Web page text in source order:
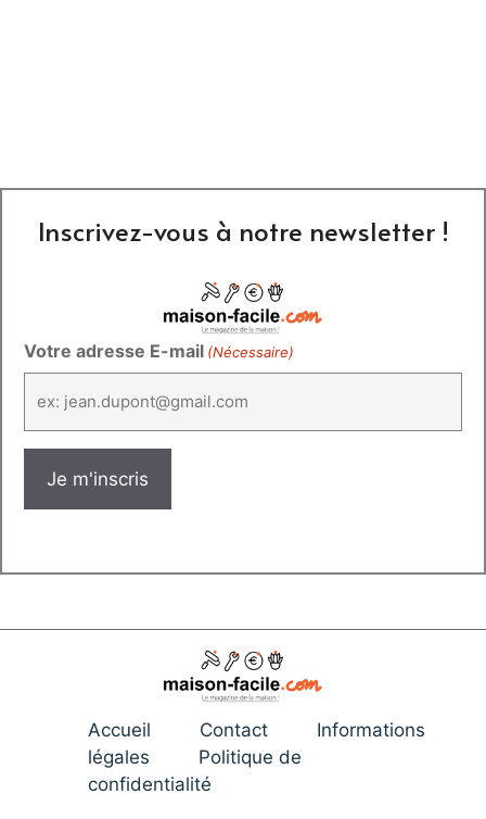
Inscrivez-vous à notre newsletter !
Votre adresse E-mail (Nécessaire)
Accueil Contact
Informations
légales
Politique de
confidentialité